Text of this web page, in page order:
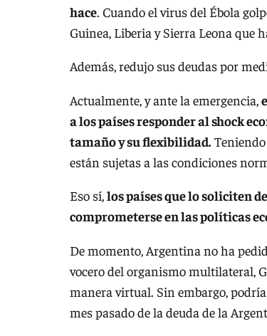
hace. Cuando el virus del Ébola
Guinea, Liberia y Sierra Leona que
Además, redujo sus deudas por
Actualmente, y ante la emergencia,
a los países responder al shock
tamaño y su flexibilidad.
están sujetas a las condiciones
Eso sí,los países que lo soliciten
comprometerse en las políticas
De momento, Argentina no ha
vocero del organismo multilateral,
manera virtual. Sin embargo,
mes pasado de la deuda de la